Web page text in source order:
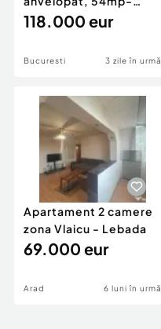
Drumul Taberei
118.000 eur
Bucuresti 3 zile în urmă
Apartament 2 camere
zona Vlaicu - Lebada
69.000 eur
Arad 6 luni în urmă